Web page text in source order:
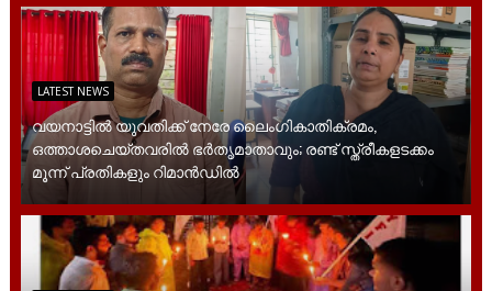
LATEST NEWS
വയനാട്ടിൽ യുവതിക്ക് നേരേ ലൈം​ഗികാതിക്രമം,
ഒത്താശചെയ്തവരിൽ ഭർതൃമാതാവും; രണ്ട് സ്ത്രീകളടക്കം
മൂന്ന് പ്രതികളും റിമാൻഡിൽ